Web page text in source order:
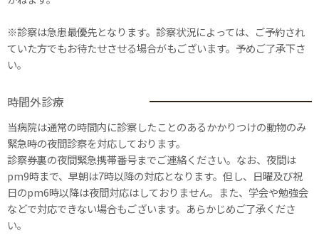
※診察は急患最優先となります。診察状況によっては、ご予約され
ていた方でもお待たせさせる場合がもございます。予めご了承下さ
い。
時間外診療
当病院は通常の時間内に診察したことのあるかかりつけの動物のみ
緊急時の夜間診察を対応しております。
診察券裏の夜間緊急携帯番号までご連絡ください。なお、夜間は
pm9時まで、早朝は7時以降の対応となります。但し、日曜及び祝
日のpm6時以降は夜間対応はしておりません。また、学会や勉強会
などで対応できない場合もございます。あらかじめご了承くださ
い。